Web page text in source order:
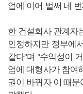
업에 이어 벌써 네
한 건설회사 관계자
인정하지만 정부에
같다"며 "수익성이
업에 대형사가 참여
권이 바뀌자 이 때